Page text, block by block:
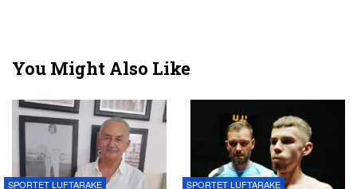
You Might Also Like
SPORTET LUFTARAKE SPORTET LUFTARAKE